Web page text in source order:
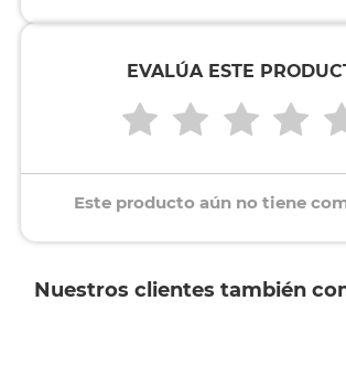
EVALÚA ESTE
Este producto aún no tiene
Nuestros clientes también